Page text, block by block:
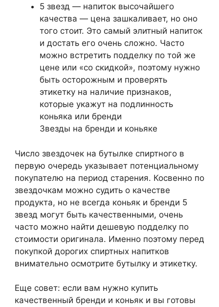
5 звезд — напиток высочайшего
качества — цена зашкаливает, но оно
того стоит. Это самый элитный напиток
и достать его очень сложно. Часто
можно встретить подделку по той же
цене или «со скидкой», поэтому нужно
быть осторожным и проверять
этикетку на наличие признаков,
которые укажут на подлинность
коньяка или бренди
Звезды на бренди и коньяке
Число звездочек на бутылке спиртного в
первую очередь указывает потенциальному
покупателю на период старения. Косвенно по
звездочкам можно судить о качестве
продукта, но не всегда коньяк и бренди 5
звезд могут быть качественными, очень
часто можно найти дешевую подделку по
стоимости оригинала. Именно поэтому перед
покупкой дорогих спиртных напитков
внимательно осмотрите бутылку и этикетку.
Еще совет: если вам нужно купить
качественный бренди и коньяк и вы готовы